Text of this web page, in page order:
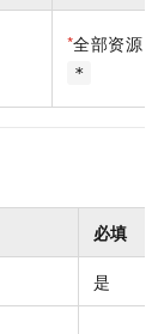
*全部资源
*
必填
是